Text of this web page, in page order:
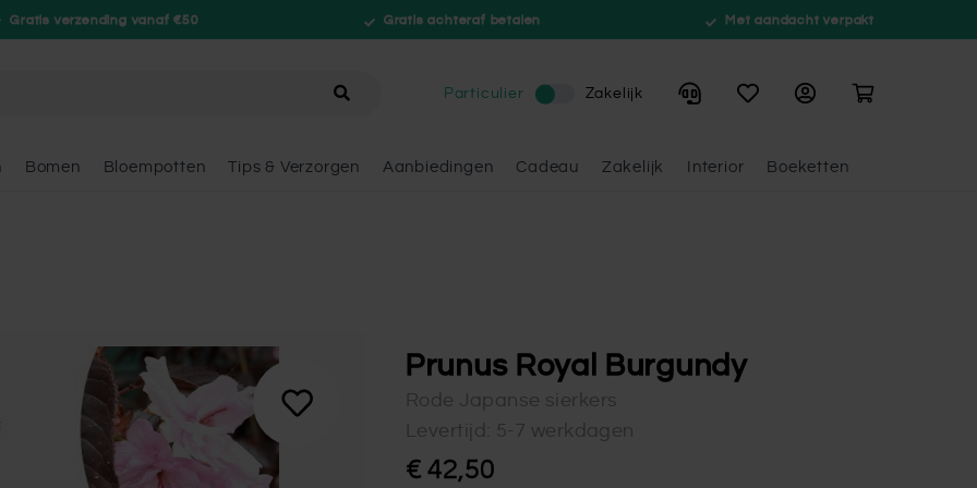
Gratis verzending vanaf €50 Gratis achteraf betalen Met aandacht verpakt
Bomen Bloempotten Tips & Verzorgen Aanbiedingen Cadeau Zakelijk Interior Boeketten
Particulier Zakelijk Winkelwagen
Prunus Royal Burgundy
Rode Japanse sierkers
Levertijd: 5-7 werkdagen
€ 42,50